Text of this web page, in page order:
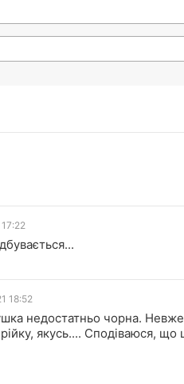
18:52
недостатньо чорна.
якусь.... Сподіваюся,